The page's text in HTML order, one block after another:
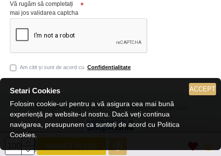
Vă rugăm să completați
mai jos validarea captcha
Am citit și sunt de acord cu Confidentialitate
Copyright © 2019, DiArt, Toate drepturile rezervate.
ACCEPT
Setari Cookies
Folosim cookie-uri pentru a vă asigura cea mai bună
experiență pe website-ul nostru. Dacă veți continua
navigarea, presupunem ca sunteți de acord cu Politica
Cookies.